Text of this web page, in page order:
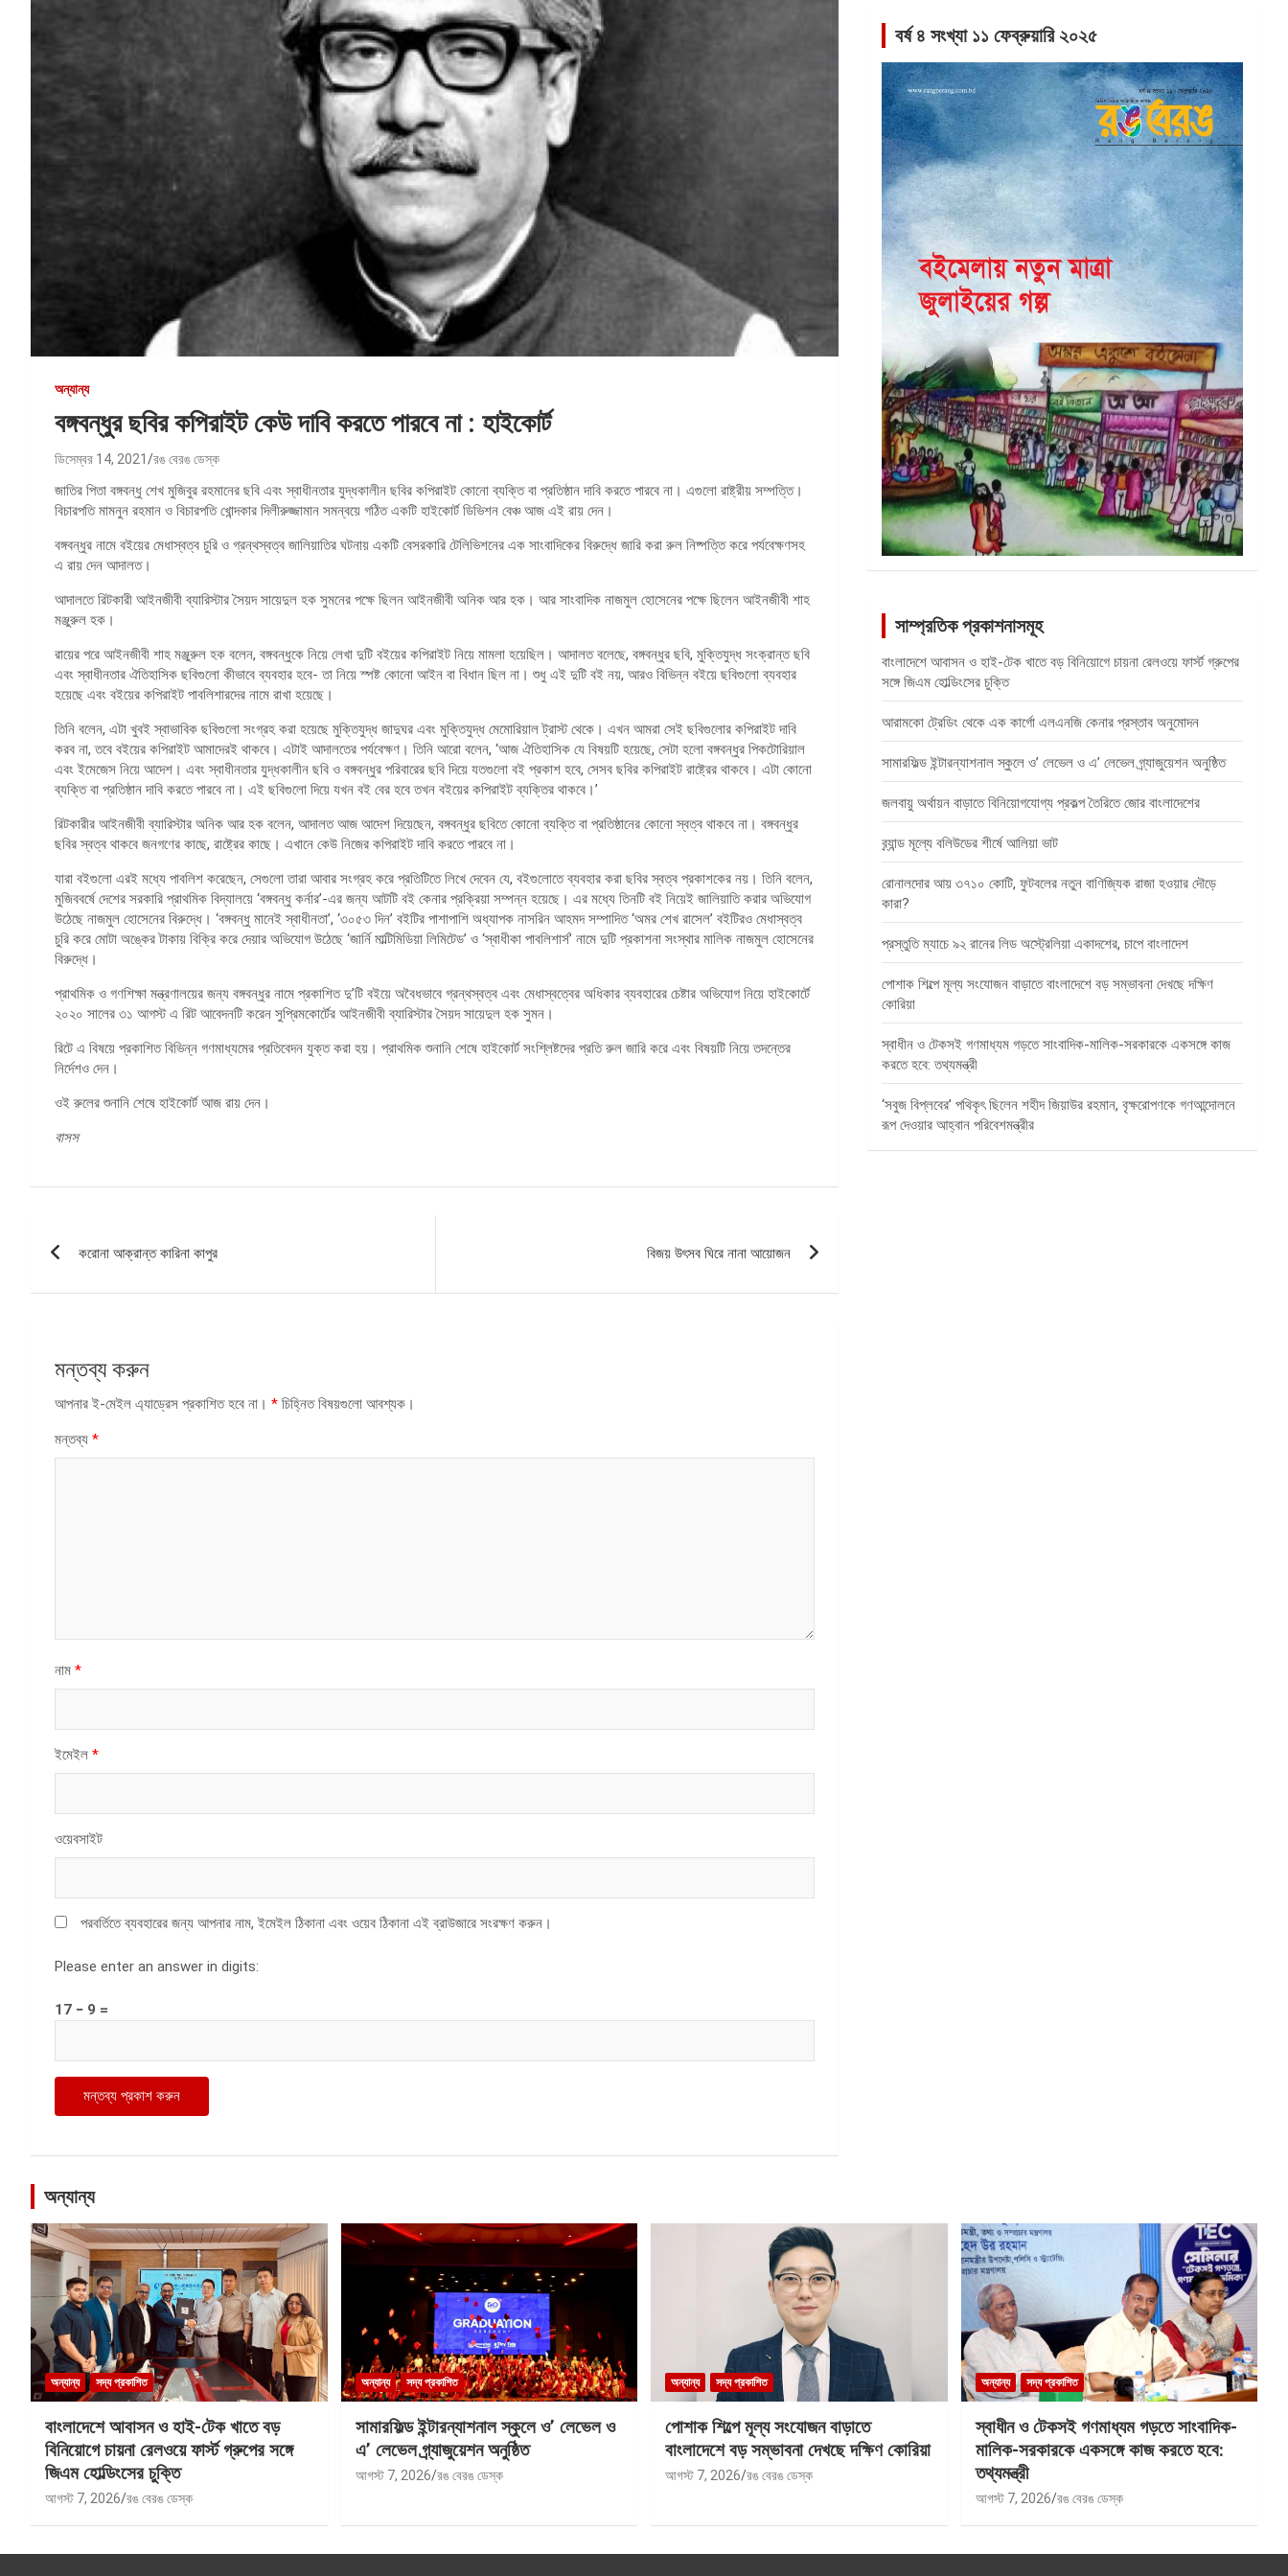
অন্যান্য
বঙ্গবন্ধুর ছবির কপিরাইট কেউ দাবি করতে পারবে না : হাইকোর্ট
ডিসেম্বর 14, 2021 রঙ বেরঙ ডেস্ক
জাতির পিতা বঙ্গবন্ধু শেখ মুজিবুর রহমানের ছবি এবং স্বাধীনতার যুদ্ধকালীন ছবির কপিরাইট কোনো ব্যক্তি বা প্রতিষ্ঠান দাবি করতে পারবে না। এগুলো রাষ্ট্রীয় সম্পত্তি।
বিচারপতি মামনুন রহমান ও বিচারপতি খোন্দকার দিলীরুজ্জামান সমন্বয়ে গঠিত একটি হাইকোর্ট ডিভিশন বেঞ্চ আজ এই রায় দেন।
বঙ্গবন্ধুর নামে বইয়ের মেধাস্বত্ব চুরি ও গ্রন্থস্বত্ব জালিয়াতির ঘটনায় একটি বেসরকারি টেলিভিশনের এক সাংবাদিকের বিরুদ্ধে জারি করা রুল নিষ্পত্তি করে পর্যবেক্ষণসহ
এ রায় দেন আদালত।
আদালতে রিটকারী আইনজীবী ব্যারিস্টার সৈয়দ সায়েদুল হক সুমনের পক্ষে ছিলন আইনজীবী অনিক আর হক। আর সাংবাদিক নাজমুল হোসেনের পক্ষে ছিলেন আইনজীবী শাহ
মঞ্জুরুল হক।
রায়ের পরে আইনজীবী শাহ মঞ্জুরুল হক বলেন, বঙ্গবন্ধুকে নিয়ে লেখা দুটি বইয়ের কপিরাইট নিয়ে মামলা হয়েছিল। আদালত বলেছে, বঙ্গবন্ধুর ছবি, মুক্তিযুদ্ধ সংক্রান্ত ছবি
এবং স্বাধীনতার ঐতিহাসিক ছবিগুলো কীভাবে ব্যবহার হবে- তা নিয়ে স্পষ্ট কোনো আইন বা বিধান ছিল না। শুধু এই দুটি বই নয়, আরও বিভিন্ন বইয়ে ছবিগুলো ব্যবহার
হয়েছে এবং বইয়ের কপিরাইট পাবলিশারদের নামে রাখা হয়েছে।
তিনি বলেন, এটা খুবই স্বাভাবিক ছবিগুলো সংগ্রহ করা হয়েছে মুক্তিযুদ্ধ জাদুঘর এবং মুক্তিযুদ্ধ মেমোরিয়াল ট্রাস্ট থেকে। এখন আমরা সেই ছবিগুলোর কপিরাইট দাবি
করব না, তবে বইয়ের কপিরাইট আমাদেরই থাকবে। এটাই আদালতের পর্যবেক্ষণ। তিনি আরো বলেন, ‘আজ ঐতিহাসিক যে বিষয়টি হয়েছে, সেটা হলো বঙ্গবন্ধুর পিকটোরিয়াল
এবং ইমেজেস নিয়ে আদেশ। এবং স্বাধীনতার যুদ্ধকালীন ছবি ও বঙ্গবন্ধুর পরিবারের ছবি দিয়ে যতগুলো বই প্রকাশ হবে, সেসব ছবির কপিরাইট রাষ্ট্রের থাকবে। এটা কোনো
ব্যক্তি বা প্রতিষ্ঠান দাবি করতে পারবে না। এই ছবিগুলো দিয়ে যখন বই বের হবে তখন বইয়ের কপিরাইট ব্যক্তির থাকবে।’
রিটকারীর আইনজীবী ব্যারিস্টার অনিক আর হক বলেন, আদালত আজ আদেশ দিয়েছেন, বঙ্গবন্ধুর ছবিতে কোনো ব্যক্তি বা প্রতিষ্ঠানের কোনো স্বত্ব থাকবে না। বঙ্গবন্ধুর
ছবির স্বত্ব থাকবে জনগণের কাছে, রাষ্ট্রের কাছে। এখানে কেউ নিজের কপিরাইট দাবি করতে পারবে না।
যারা বইগুলো এরই মধ্যে পাবলিশ করেছেন, সেগুলো তারা আবার সংগ্রহ করে প্রতিটিতে লিখে দেবেন যে, বইগুলোতে ব্যবহার করা ছবির স্বত্ব প্রকাশকের নয়। তিনি বলেন,
মুজিববর্ষে দেশের সরকারি প্রাথমিক বিদ্যালয়ে ‘বঙ্গবন্ধু কর্নার’-এর জন্য আটটি বই কেনার প্রক্রিয়া সম্পন্ন হয়েছে। এর মধ্যে তিনটি বই নিয়েই জালিয়াতি করার অভিযোগ
উঠেছে নাজমুল হোসেনের বিরুদ্ধে। ‘বঙ্গবন্ধু মানেই স্বাধীনতা’, ‘৩০৫৩ দিন’ বইটির পাশাপাশি অধ্যাপক নাসরিন আহমদ সম্পাদিত ‘অমর শেখ রাসেল’ বইটিরও মেধাস্বত্ব
চুরি করে মোটা অঙ্কের টাকায় বিক্রি করে দেয়ার অভিযোগ উঠেছে ‘জার্নি মাল্টিমিডিয়া লিমিটেড’ ও ‘স্বাধীকা পাবলিশার্স’ নামে দুটি প্রকাশনা সংস্থার মালিক নাজমুল হোসেনের
বিরুদ্ধে।
প্রাথমিক ও গণশিক্ষা মন্ত্রণালয়ের জন্য বঙ্গবন্ধুর নামে প্রকাশিত দু’টি বইয়ে অবৈধভাবে গ্রন্থস্বত্ব এবং মেধাস্বত্বের অধিকার ব্যবহারের চেষ্টার অভিযোগ নিয়ে হাইকোর্টে
২০২০ সালের ৩১ আগস্ট এ রিট আবেদনটি করেন সুপ্রিমকোর্টের আইনজীবী ব্যারিস্টার সৈয়দ সায়েদুল হক সুমন।
রিটে এ বিষয়ে প্রকাশিত বিভিন্ন গণমাধ্যমের প্রতিবেদন যুক্ত করা হয়। প্রাথমিক শুনানি শেষে হাইকোর্ট সংশ্লিষ্টদের প্রতি রুল জারি করে এবং বিষয়টি নিয়ে তদন্তের
নির্দেশও দেন।
ওই রুলের শুনানি শেষে হাইকোর্ট আজ রায় দেন।
বাসস
ন্যাভিগেশন
করোনা আক্রান্ত কারিনা কাপুর বিজয় উৎসব ঘিরে নানা আয়োজন
মন্তব্য করুন
আপনার ই-মেইল এ্যাড্রেস প্রকাশিত হবে না। * চিহ্নিত বিষয়গুলো আবশ্যক।
মন্তব্য *
নাম *
ইমেইল *
ওয়েবসাইট
পরবর্তিতে ব্যবহারের জন্য আপনার নাম, ইমেইল ঠিকানা এবং ওয়েব ঠিকানা এই ব্রাউজারে সংরক্ষণ করুন।
Please enter an answer in digits:
17 − 9 =
বর্ষ ৪ সংখ্যা ১১ ফেব্রুয়ারি ২০২৫
সাম্প্রতিক প্রকাশনাসমূহ
বাংলাদেশে আবাসন ও হাই-টেক খাতে বড় বিনিয়োগে চায়না রেলওয়ে ফার্স্ট গ্রুপের
সঙ্গে জিএম হোল্ডিংসের চুক্তি
আরামকো ট্রেডিং থেকে এক কার্গো এলএনজি কেনার প্রস্তাব অনুমোদন
সামারফিল্ড ইন্টারন্যাশনাল স্কুলে ও’ লেভেল ও এ’ লেভেল গ্র্যাজুয়েশন অনুষ্ঠিত
জলবায়ু অর্থায়ন বাড়াতে বিনিয়োগযোগ্য প্রকল্প তৈরিতে জোর বাংলাদেশের
ব্র্যান্ড মূল্যে বলিউডের শীর্ষে আলিয়া ভাট
রোনালদোর আয় ৩৭১০ কোটি, ফুটবলের নতুন বাণিজ্যিক রাজা হওয়ার দৌড়ে
কারা?
প্রস্তুতি ম্যাচে ৯২ রানের লিড অস্ট্রেলিয়া একাদশের, চাপে বাংলাদেশ
পোশাক শিল্পে মূল্য সংযোজন বাড়াতে বাংলাদেশে বড় সম্ভাবনা দেখছে দক্ষিণ
কোরিয়া
স্বাধীন ও টেকসই গণমাধ্যম গড়তে সাংবাদিক-মালিক-সরকারকে একসঙ্গে কাজ
করতে হবে: তথ্যমন্ত্রী
‘সবুজ বিপ্লবের’ পথিকৃৎ ছিলেন শহীদ জিয়াউর রহমান, বৃক্ষরোপণকে গণআন্দোলনে
রূপ দেওয়ার আহ্বান পরিবেশমন্ত্রীর
অন্যান্য
অন্যান্য সদ্য প্রকাশিত
বাংলাদেশে আবাসন ও হাই-টেক খাতে বড়
বিনিয়োগে চায়না রেলওয়ে ফার্স্ট গ্রুপের সঙ্গে
জিএম হোল্ডিংসের চুক্তি
আগস্ট 7, 2026 রঙ বেরঙ ডেস্ক
অন্যান্য সদ্য প্রকাশিত
সামারফিল্ড ইন্টারন্যাশনাল স্কুলে ও’ লেভেল ও
এ’ লেভেল গ্র্যাজুয়েশন অনুষ্ঠিত
আগস্ট 7, 2026 রঙ বেরঙ ডেস্ক
অন্যান্য সদ্য প্রকাশিত
পোশাক শিল্পে মূল্য সংযোজন বাড়াতে
বাংলাদেশে বড় সম্ভাবনা দেখছে দক্ষিণ কোরিয়া
আগস্ট 7, 2026 রঙ বেরঙ ডেস্ক
অন্যান্য সদ্য প্রকাশিত
স্বাধীন ও টেকসই গণমাধ্যম গড়তে সাংবাদিক-
মালিক-সরকারকে একসঙ্গে কাজ করতে হবে:
তথ্যমন্ত্রী
আগস্ট 7, 2026 রঙ বেরঙ ডেস্ক